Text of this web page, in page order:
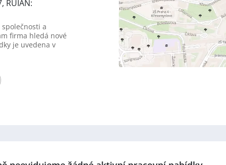
RUIAN:
a
firma hledá nové
je uvedena v